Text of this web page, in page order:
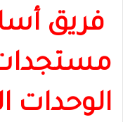
فريق
مستجدات
الوحدات